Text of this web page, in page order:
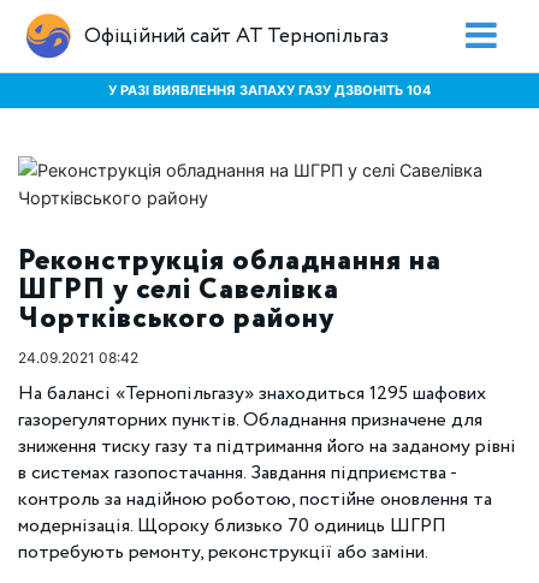
Офіційний сайт АТ Тернопільгаз
У РАЗІ ВИЯВЛЕННЯ ЗАПАХУ ГАЗУ ДЗВОНІТЬ 104
Реконструкція обладнання на
ШГРП у селі Савелівка
Чортківського району
24.09.2021 08:42
На балансі «Тернопільгазу» знаходиться 1295 шафових
газорегуляторних пунктів. Обладнання призначене для
зниження тиску газу та підтримання його на заданому рівні
в системах газопостачання. Завдання підприємства -
контроль за надійною роботою, постійне оновлення та
модернізація. Щороку близько 70 одиниць ШГРП
потребують ремонту, реконструкції або заміни.